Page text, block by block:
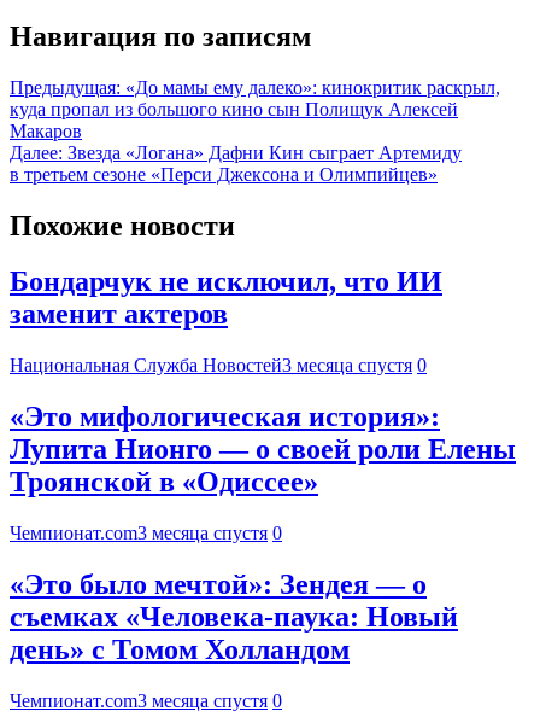
Навигация по записям
Предыдущая: «До мамы ему далеко»: кинокритик раскрыл,
куда пропал из большого кино сын Полищук Алексей
Макаров
Далее: Звезда «Логана» Дафни Кин сыграет Артемиду
в третьем сезоне «Перси Джексона и Олимпийцев»
Похожие новости
Бондарчук не исключил, что ИИ
заменит актеров
Национальная Служба Новостей3 месяца спустя 0
«Это мифологическая история»:
Лупита Нионго — о своей роли Елены
Троянской в «Одиссее»
Чемпионат.com3 месяца спустя 0
«Это было мечтой»: Зендея — о
съемках «Человека-паука: Новый
день» с Томом Холландом
Чемпионат.com3 месяца спустя 0